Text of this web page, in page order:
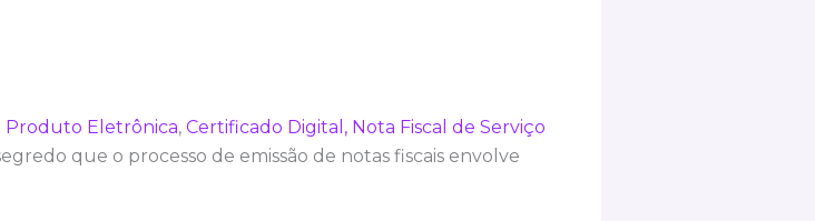
Produto Eletrônica, Certificado Digital, Nota Fiscal de Serviço
que o processo de emissão de notas fiscais envolve